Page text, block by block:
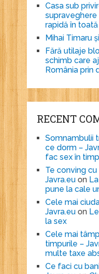
Casa sub
supraveghere
rapidă în
Mihai Timaru
Fără utilaje
schimb care
România prin
RECENT
Somnambulii
ce dorm –
fac sex în
Te conving
Javra.euon
pune la cale
Cele mai
Javra.euon
la sex
Cele mai
timpurile –
multe taxe
Ce faci cu